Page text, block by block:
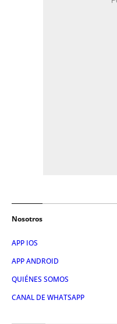
Nosotros
APP IOS
APP ANDROID
QUIÉNES SOMOS
CANAL DE WHATSAPP